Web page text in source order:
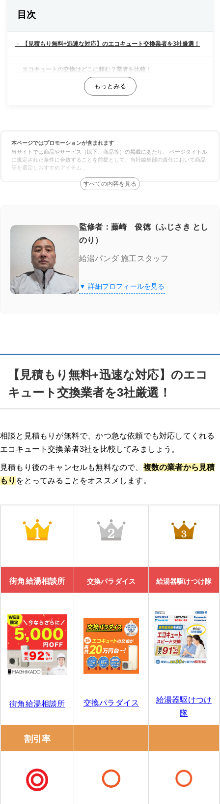
目次
【見積もり無料+迅速な対応】のエコキュート交換業者を3社厳選！
エコキュートの交換はどこに頼む？業者を比較！
保証の比較
エコキュート専門業者の選び方！ここをチェック
良心価格＆追加費用なし
認定資格の有無
【見積もり無料+迅速な対応】のエコキュート交換業者を3社厳選！
街角給湯相談所の口コミ
交換パラダイスの3つの特徴
交換パラダイスの口コミ
給湯器駆けつけ隊 ミズテック
「給湯器駆けつけ隊 ミズテック」の4つの特徴
エコ救 from おうちのアラート
「エコ救 from おうちのアラート」の口コミ
11/30までのスペシャルセール！10,000円割引を実施中
「 きゅっと
きゅっとの口コミ
湯ドクターの特徴
本ページではプロモーションが含まれます
当サイトでは商品やサービス（以下、商品等）の掲載にあたり、 ページタイトル
に規定された条件に合致することを前提として、当社編集部の責任において商品
等を選定しおすすめアイテム
監修者：藤崎 俊徳（ふじさき とし
のり）
給湯パンダ 施工スタッフ
▼ 詳細プロフィールを見る
【見積もり無料+迅速な対応】のエコ
キュート交換業者を3社厳選！
相談と見積もりが無料で、かつ急な依頼でも対応してくれる
エコキュート交換業者3社を比較してみましょう。
見積もり後のキャンセルも無料なので、 複数の業者から見積
もり をとってみることをオススメします。
街角給湯相談所 交換パラダイス 給湯器駆けつけ隊
街角給湯相談所 交換パラダイス
給湯器駆けつけ
隊
割引率